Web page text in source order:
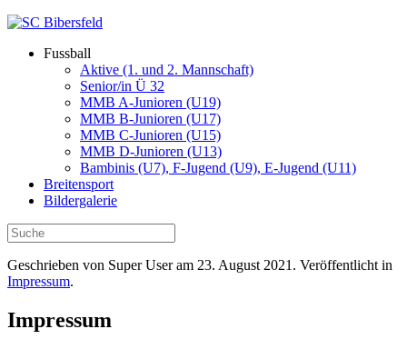
Fussball
Aktive (1. und 2. Mannschaft)
Senior/in Ü 32
MMB A-Junioren (U19)
MMB B-Junioren (U17)
MMB C-Junioren (U15)
MMB D-Junioren (U13)
Bambinis (U7), F-Jugend (U9), E-Jugend (U11)
Breitensport
Bildergalerie
Geschrieben von Super User am 23. August 2021 . Veröffentlicht in
Impressum.
Impressum